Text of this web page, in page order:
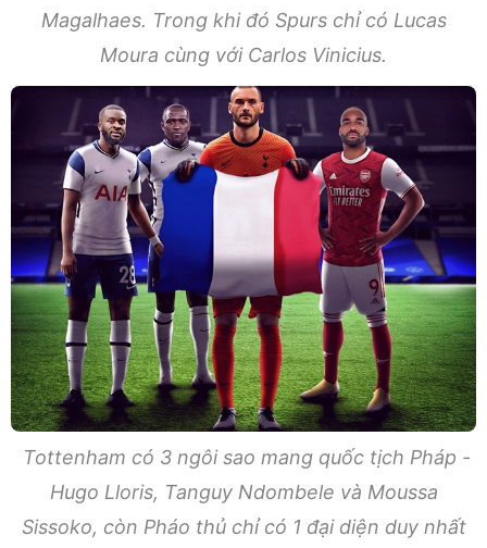
Magalhaes. Trong khi đó Spurs chỉ có Lucas
Moura cùng với Carlos Vinicius.
Tottenham có 3 ngôi sao mang quốc tịch Pháp -
Hugo Lloris, Tanguy Ndombele và Moussa
Sissoko, còn Pháo thủ chỉ có 1 đại diện duy nhất